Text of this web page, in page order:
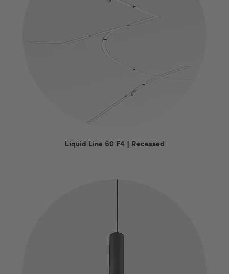
Liquid Line 60 F4 | Recessed